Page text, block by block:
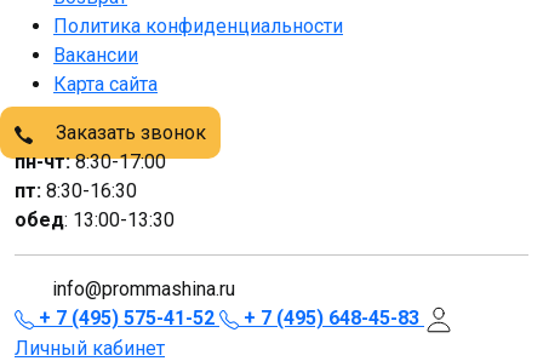
Политика конфиденциальности
Вакансии
Карта сайта
Заказать звонок
пн-чт:8:30-17:00
пт: 8:30-16:30
обед: 13:00-13:30
info@prommashina.ru
+ 7 (495) 575-41-52
+ 7 (495) 648-45-83
Личный кабинет